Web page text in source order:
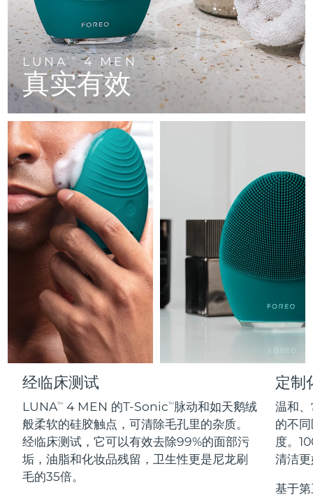
LUNATM4 MEN
真实有效
经临床测试
LUNATM 4 MEN 的T-SonicTM脉动和如天鹅绒
般柔软的硅胶触点，可清除毛孔里的杂质。
经临床测试，它可以有效去除99%的面部污
垢，油脂和化妆品残留，卫生性更是尼龙刷
毛的35倍。
定制
温和
的不
度。
清洁
基于
LUNA™ 护肤
Premium cleansers & balm
LUNA™ 设备
All facial cleansing devices
面膜
Rejuvenation & hydration
UFO™ 设备
All deep facial hydration devices
issa™ Teeth Whitening Set
Dual LED + sonic device & 18% PAP gel
ISSA™ 设备
All silicone sonic toothbrushes
FAQ™ 103
Luxurious clinical anti-aging set
FAQ™ P1 Primer
Manuka honey primer
FAQ™护肤品
All FAQ™ skincare
FAQ™产品
All anti-aging treatments
FAQ™ 211
Anti-aging neck & décolleté LED mask
FAQ™ 221
Anti-aging LED hand mask
FAQ™护肤品
All FAQ™ skincare
FAQ™产品
All LED treatments
FAQ™ Scalp Serum
Scalp recovery probiotic serum
FAQ™护肤品
All FAQ™ skincare
FAQ™产品
All hair treatments
FAQ™ 502
Full-Spectrum Red Light Therapy
FAQ™ Red Light Serum
FAQ™ skincare
All FAQ™ skincare
FAQ™ products
All toning treatments
保健品
专业治疗
脱毛
PEACH™ 2 Pro Max
Professional IPL hair removal device
PEACH™ 2
IPL hair removal
PEACH™ 2 go
Travel-friendly IPL hair removal
PEACH™ Cooling Prep Gel
Cooling IPL hair removal gel
BEAR™ 2 body
Microcurrent body toning
LUNA™ 4 body
Massaging body brush
SUPERCHARGED™ serum
Firming body serum
痘肌护理
ESPADA™ 2 plus
Recurring acne LED therapy
ESPADA™ 2
Acne treatment device
ESPADA™ Blemish Solution
Concentrated acne gel
ESPADA™ 设备
BEAR™ 2 eyes & lips
Microcurrent line smoothing device
IRIS™ 2
Rejuvenating eye massager
眼部护肤
Advanced eye care treatment
眼部护理设备
毛孔护理
KIWI™ derma
Diamond microdermabrasion .
KIWI™
Blackhead remover
护发
LUNA™ 4 hair
2-in-1 LED scalp massager
FLIP™ play advanced
LED light hairbrush
NEW
issa™ Teeth Whitening Set
Dual LED + sonic device & 18% PAP gel
更多的
捷克 预计送达日期8/9/26
丹麦 预计送达日期8/9/26
爱沙尼亚 预计送达日期 8/9/26
法国
法属波利尼西亚 8/13/26
德国 预计送达日期8/9/26
直布罗陀 预计送达日期8/13/26
预计送达日期8/9/26
中国香港特别行政区 预计送达日期 8/10/26
匈牙利 8/9/26
印度尼西亚 预计送达日期 8/7/26
爱尔兰 预计送达日期 8/9/26
马恩岛 预计送达日期 8/11/26